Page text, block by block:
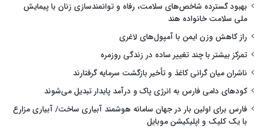
بهبود گسترده شاخص‌های سلامت، رفاه و توانمندسازی زنان با پیمایش
ملی سلامت خانواده هند
راز کاهش وزن ایمن با آمپول‌های لاغری
تمرکز بیشتر با چند تغییر ساده در زندگی روزمره
ناشران میان گرانی کاغذ و تأخیر بازگشت سرمایه گرفتارند
کودهای دامی فارس به انرژی پاک و درآمد پایدار تبدیل می‌شوند
فارس برای اولین بار در جهان سامانه هوشمند آبیاری ساخت/ آبیاری مزارع
با یک کلیک و اپلیکیشن موبایل